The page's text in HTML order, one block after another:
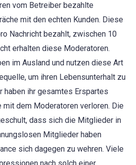
vom Betreiber bezahlte
mit den echten Kunden. Diese
Nachricht bezahlt, zwischen 10
erhalten diese Moderatoren.
im Ausland und nutzen diese Art
um ihren Lebensunterhalt zu
haben ihr gesamtes Erspartes
mit dem Moderatoren verloren. Die
dass sich die Mitglieder in
Mitglieder haben
sich dagegen zu wehren. Viele